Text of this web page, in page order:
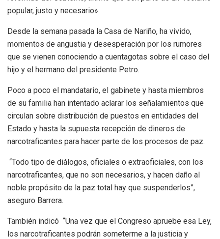
popular, justo y necesario».
Desde la semana pasada la Casa de Nariño, ha vivido,
momentos de angustia y desesperación por los rumores
que se vienen conociendo a cuentagotas sobre el caso del
hijo y el hermano del presidente Petro.
Poco a poco el mandatario, el gabinete y hasta miembros
de su familia han intentado aclarar los señalamientos que
circulan sobre distribución de puestos en entidades del
Estado y hasta la supuesta recepción de dineros de
narcotraficantes para hacer parte de los procesos de paz.
“Todo tipo de diálogos, oficiales o extraoficiales, con los
narcotraficantes, que no son necesarios, y hacen daño al
noble propósito de la paz total hay que suspenderlos”,
aseguro Barrera.
También indicó “Una vez que el Congreso apruebe esa Ley,
los narcotraficantes podrán someterme a la justicia y